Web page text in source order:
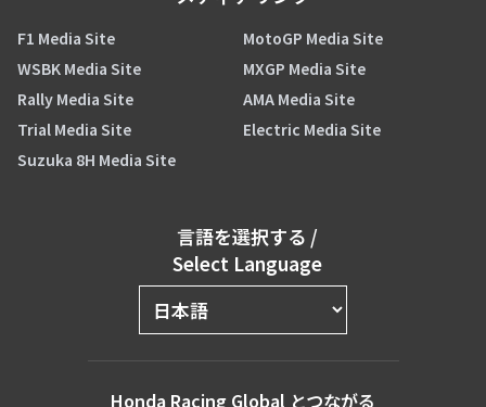
F1 Media Site
MotoGP Media Site
WSBK Media Site
MXGP Media Site
Rally Media Site
AMA Media Site
Trial Media Site
Electric Media Site
Suzuka 8H Media Site
言語を選択する /
Select Language
Honda Racing Global とつながる